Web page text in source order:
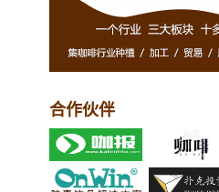
合作伙伴